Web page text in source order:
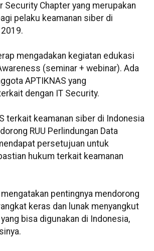
Security Chapter yang merupakan
pelaku keamanan siber di
mengadakan kegiatan edukasi
(seminar + webinar). Ada
APTIKNAS yang
dengan IT Security.
terkait keamanan siber di Indonesia
RUU Perlindungan Data
persetujuan untuk
hukum terkait keamanan
pentingnya mendorong
keras dan lunak menyangkut
bisa digunakan di Indonesia,